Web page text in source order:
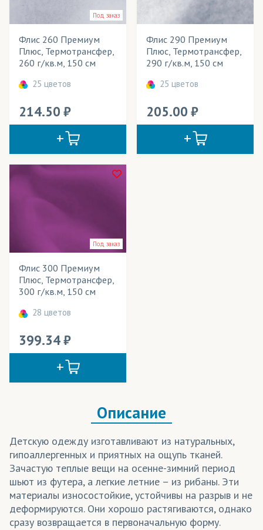
Пледы
Подклады для одежды
Спортивная форма
Спортивные костюмы
Сувениры
Термобелье
Толстовки
Шарфы
Элементы одежды
Под заказ
Флис 260 Премиум
Плюс, Термотрансфер,
260 г/кв.м, 150 см
25 цветов
214.50
Флис 290 Премиум
Плюс, Термотрансфер,
290 г/кв.м, 150 см
25 цветов
205.00
Под заказ
Флис 300 Премиум
Плюс, Термотрансфер,
300 г/кв.м, 150 см
28 цветов
399.34
Описание
Детскую одежду изготавливают из натуральных,
гипоаллергенных и приятных на ощупь тканей.
Зачастую теплые вещи на осенне-зимний период
шьют из футера, а легкие летние – из рибаны. Эти
материалы износостойкие, устойчивы на разрыв и не
деформируются. Они хорошо растягиваются, однако
сразу возвращается в первоначальную форму.